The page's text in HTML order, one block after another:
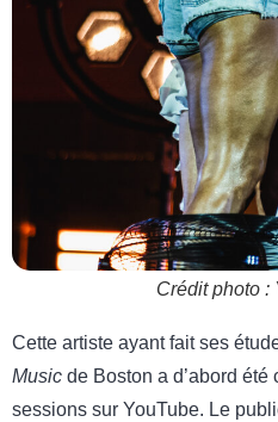
Crédit photo :
Cette artiste ayant fait ses
Music de Boston a d’abord
sessions sur YouTube. Le